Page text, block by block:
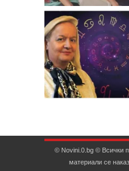
© Novini.0.bg © Всички
материали се